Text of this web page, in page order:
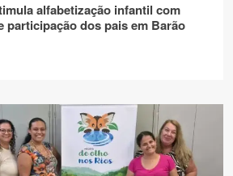
alfabetização infantil com
participação dos pais em Barão